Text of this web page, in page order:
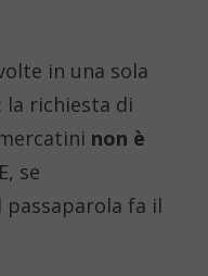
in una sola
la richiesta di
non è
se
passaparola fa il